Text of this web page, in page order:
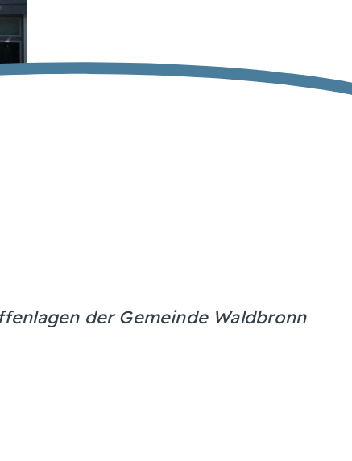
der Gemeinde Waldbronn